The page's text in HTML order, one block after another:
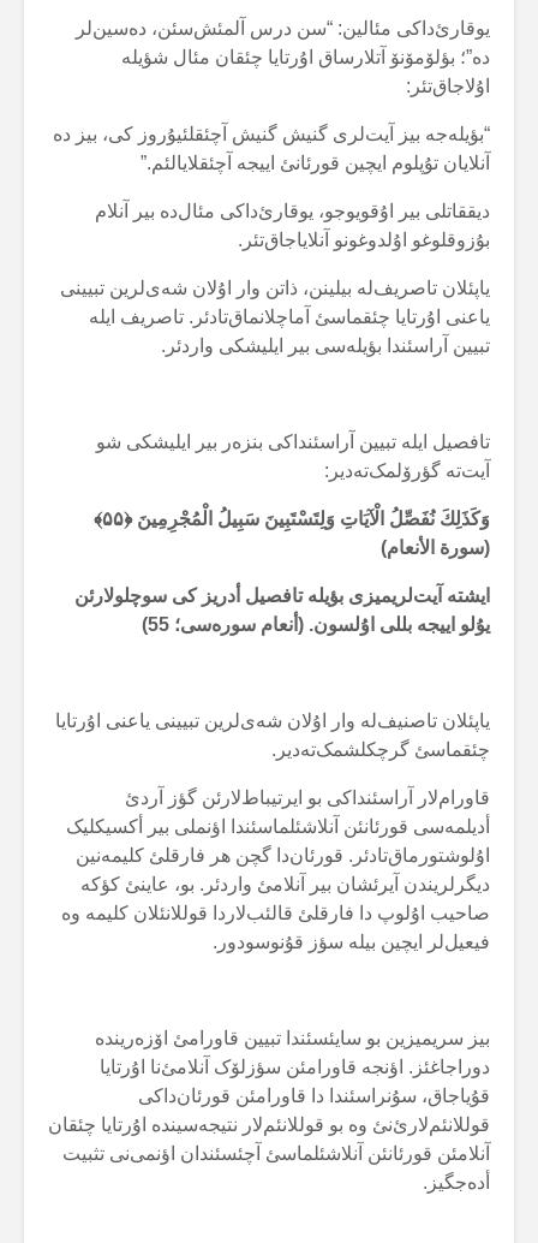
یوقارئ‌داکی مئالین: “سن درس آلمئش‌سئن، دەسین‌لر
دە”؛ بؤلۆمۆنۆ آتلارساق اۇرتایا چئقان مئال شؤیلە
اۇلاجاق‌تئر:
“بؤیلەجە بیز آیت‌لری گنیش گنیش آچئقلئیۇروز کی، بیز دە
آنلایان تۇپلوم ایچین قورئانئ اییجە آچئقلایالئم.”
دیققاتلی بیر اۇقویوجو، یوقارئ‌داکی مئال‌دە بیر آنلام
بۇزوقلوغو اۇلدوغونو آنلایاجاق‌تئر.
یاپئلان تاصریف‌لە بیلینن، ذاتن وار اۇلان شەی‌لرین تبیینی
یاعنی اۇرتایا چئقماسئ آماچلانماق‌تادئر. تاصریف ایلە
تبیین آراسئندا بؤیلەسی بیر ایلیشکی واردئر.
تافصیل ایلە تبیین آراسئنداکی بنزەر بیر ایلیشکی شو
آیت‌تە گؤرۆلمک‌تەدیر:
وَكَذَلِكَ نُفَصِّلُ الْآيَاتِ وَلِتَسْتَبِينَ سَبِيلُ الْمُجْرِمِينَ ﴿۵۵﴾
(سورة الأنعام)
ایشتە آیت‌لریمیزی بؤیلە تافصیل أدریز کی سوچلولارئن
یۇلو اییجە بللی اۇلسون. (أنعام سورەسی؛ 55)
یاپئلان تاصنیف‌لە وار اۇلان شەی‌لرین تبیینی یاعنی اۇرتایا
چئقماسئ گرچکلشمک‌تەدیر.
قاورام‌لار آراسئنداکی بو ایرتیباط‌لارئن گؤز آردئ
أدیلمەسی قورئانئن آنلاشئلماسئندا اؤنملی بیر أکسیکلیک
اۇلوشتورماق‌تادئر. قورئان‌دا گچن هر فارقلئ کلیمەنین
دیگرلریندن آیرئشان بیر آنلامئ واردئر. بو، عاینئ کؤکە
صاحیب اۇلوپ دا فارقلئ قالئب‌لاردا قوللانئلان کلیمە وە
فیعیل‌لر ایچین بیلە سؤز قۇنوسودور.
بیز سریمیزین بو سایئسئندا تبیین قاورامئ اۆزەریندە
دوراجاغئز. اؤنجە قاورامئن سؤزلۆک آنلامئ‌نا اۇرتایا
قۇیاجاق، سۇنراسئندا دا قاورامئن قورئان‌داکی
قوللانئم‌لارئ‌نئ وە بو قوللانئم‌لار نتیجەسیندە اۇرتایا چئقان
آنلامئن قورئانئن آنلاشئلماسئ آچئسئندان اؤنمی‌نی تثبیت
أدەجگیز.